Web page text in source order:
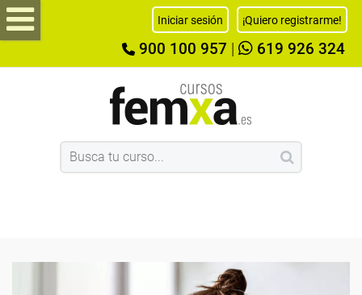
Iniciar sesión ¡Quiero registrarme!
900 100 957 619 926 324